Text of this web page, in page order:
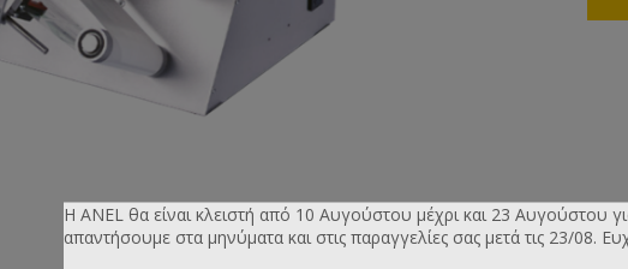
Η ANEL θα είναι κλειστή από 10 Αυγούστου μέχρι και 23 Αυγούστου
απαντήσουμε στα μηνύματα και στις παραγγελίες σας μετά τις 23/08.